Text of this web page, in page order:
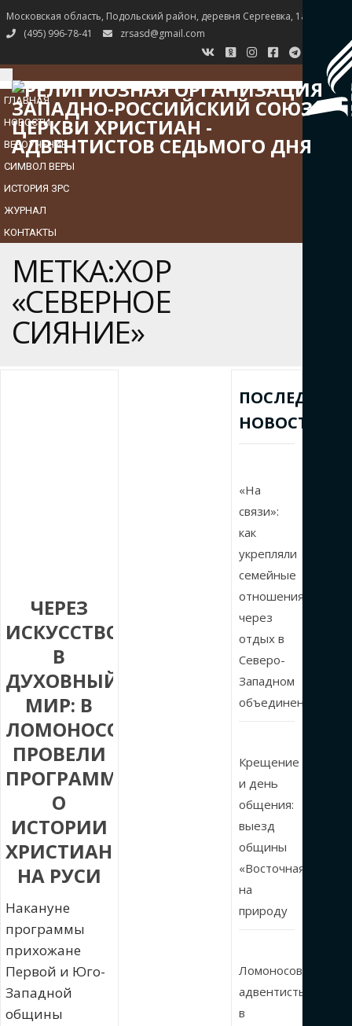
Московская область, Подольский район, деревня Сергеевка, 1а
(495) 996-78-41
zrsasd@gmail.com
TOGGLE
NAVIGATION
ГЛАВНАЯ
НОВОСТИ
ВЕРОУЧЕНИЕ
СИМВОЛ ВЕРЫ
ИСТОРИЯ ЗРС
ЖУРНАЛ
КОНТАКТЫ
МЕТКА:ХОР
«СЕВЕРНОЕ
СИЯНИЕ»
ЧЕРЕЗ
ИСКУССТВО
В
ДУХОВНЫЙ
МИР: В
ЛОМОНОСОВЕ
ПРОВЕЛИ
ПРОГРАММУ
О
ИСТОРИИ
ХРИСТИАНСТВА
НА РУСИ
Накануне
программы
прихожане
Первой и Юго-
Западной
общины
ПОСЛЕДНИЕ
НОВОСТИ
«На
связи»:
как
укрепляли
семейные
отношения
через
отдых в
Северо-
Западном
объединении
Крещение
и день
общения:
выезд
общины
«Восточная»
на
природу
Ломоносовские
адвентисты
в